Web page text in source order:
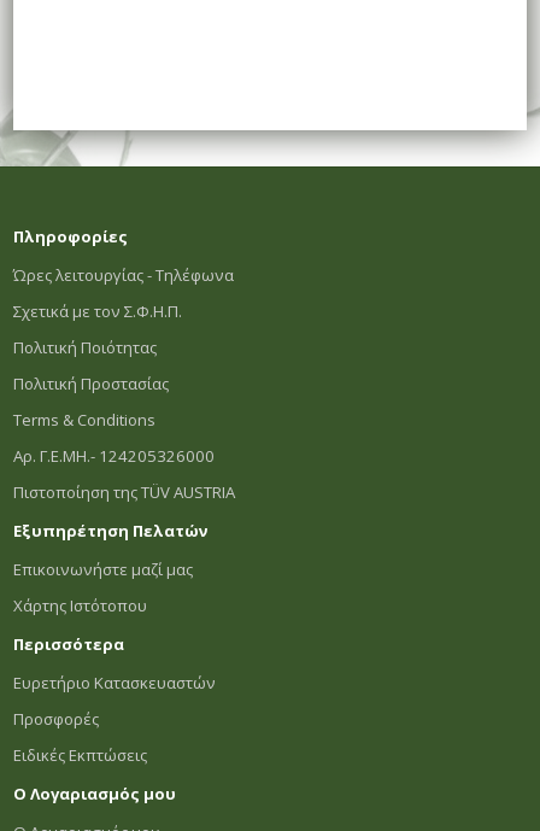
Πληροφορίες
Ώρες λειτουργίας - Τηλέφωνα
Σχετικά με τον Σ.Φ.Η.Π.
Πολιτική Ποιότητας
Πολιτική Προστασίας
Terms & Conditions
Αρ. Γ.Ε.ΜΗ.- 124205326000
Πιστοποίηση της TÜV AUSTRIA
Εξυπηρέτηση Πελατών
Επικοινωνήστε μαζί μας
Χάρτης Ιστότοπου
Περισσότερα
Ευρετήριο Κατασκευαστών
Προσφορές
Ειδικές Εκπτώσεις
Ο Λογαριασμός μου